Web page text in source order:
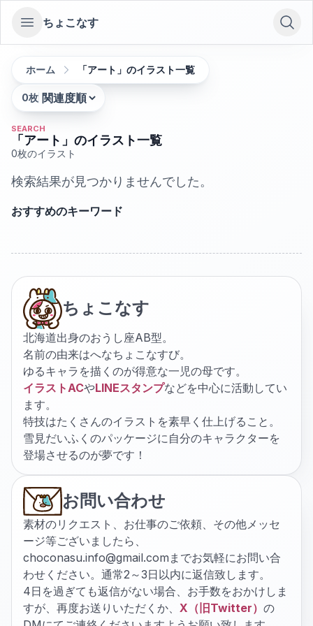
Open sidebar
ちょこなす
ホーム 「アート」のイラスト一覧
0枚
並び替え:
SEARCH
「アート」のイラスト一覧
0枚のイラスト
検索結果が見つかりませんでした。
おすすめのキーワード
ちょこなす
北海道出身のおうし座AB型。
名前の由来はへなちょこなすび。
ゆるキャラを描くのが得意な一児の母です。
イラストACやLINEスタンプなどを中心に活動してい
ます。
特技はたくさんのイラストを素早く仕上げること。
雪見だいふくのパッケージに自分のキャラクターを
登場させるのが夢です！
お問い合わせ
素材のリクエスト、お仕事のご依頼、その他メッセ
ージ等ございましたら、
choconasu.info@gmail.com までお気軽にお問い合
わせください。通常2～3日以内に返信致します。
4日を過ぎても返信がない場合、お手数をおかけしま
すが、再度お送りいただくか、 X（旧Twitter） の